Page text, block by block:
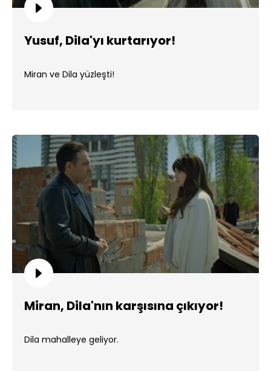
Yusuf, Dila'yı kurtarıyor!
Miran ve Dila yüzleşti!
Miran, Dila'nın karşısına çıkıyor!
Dila mahalleye geliyor.